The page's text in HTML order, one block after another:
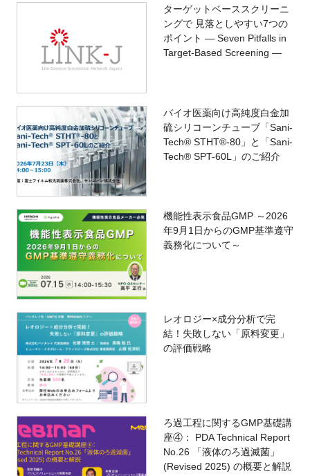
ターゲットベーススクリーニ
ングで 見落としやすい7つの
ポイント — Seven Pitfalls in
Target-Based Screening —
バイオ医薬向け高純度白金加
硫シリコーンチューブ「Sani-
Tech® STHT®-80」と「Sani-
Tech® SPT-60L」のご紹介
機能性表示食品GMP ～2026
年9月1日からのGMP基準遵守
義務化について～
レオロジー×成分分析で完
結！失敗しない「原料変更」
の評価戦略
ろ過工程に関するGMP基礎講
座④： PDA Technical Report
No.26 「液体のろ過滅菌」
(Revised 2025) の概要と解説